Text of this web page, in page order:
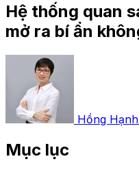
Hệ thống quan
mở ra bí ẩn
Hồng Hạnh
Mục lục